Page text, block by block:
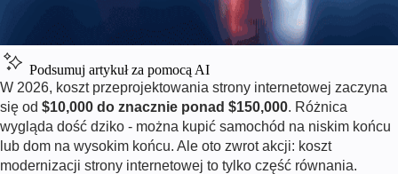
Podsumuj artykuł za pomocą AI
W 2026, koszt przeprojektowania strony internetowej zaczyna
się od $10,000 do znacznie ponad $150,000. Różnica
wygląda dość dziko - można kupić samochód na niskim końcu
lub dom na wysokim końcu. Ale oto zwrot akcji: koszt
modernizacji strony internetowej to tylko część równania.